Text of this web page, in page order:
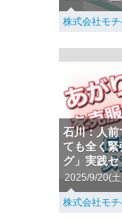
株式会社モ
石川：人
ても全く緊
グ」実践セ
2025/9/20(土
株式会社モ